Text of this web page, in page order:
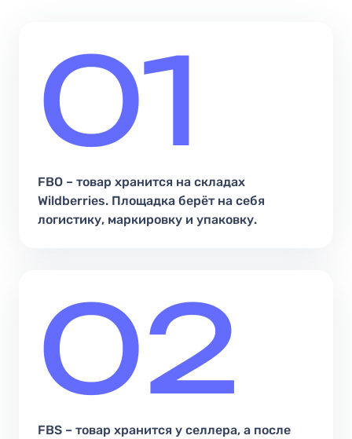
01
FBO – товар хранится на складах
Wildberries. Площадка берёт на себя
логистику, маркировку и упаковку.
02
FBS – товар хранится у селлера, а после